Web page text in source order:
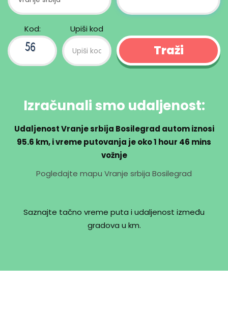
Kod: Upiši kod
Izračunali smo udaljenost:
Udaljenost Vranje srbija Bosilegrad autom iznosi
95.6 km, i vreme putovanja je oko1 hour 46 mins
vožnje
Pogledajte mapu Vranje srbija Bosilegrad
Saznajte tačno vreme puta i udaljenost između
gradova u km.